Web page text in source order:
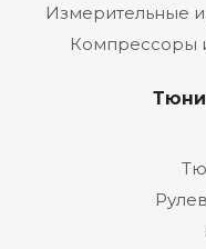
Измерительные
Компрессоры